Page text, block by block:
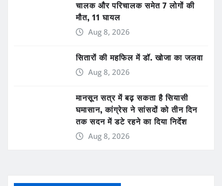
चालक और परिचालक समेत 7 लोगों की
मौत, 11 घायल
Aug 8, 2026
सितारों की महफिल में डॉ. खोजा का जलवा
Aug 8, 2026
मानसून सत्र में बढ़ सकता है सियासी
घमासान, कांग्रेस ने सांसदों को तीन दिन
तक सदन में डटे रहने का दिया निर्देश
Aug 8, 2026